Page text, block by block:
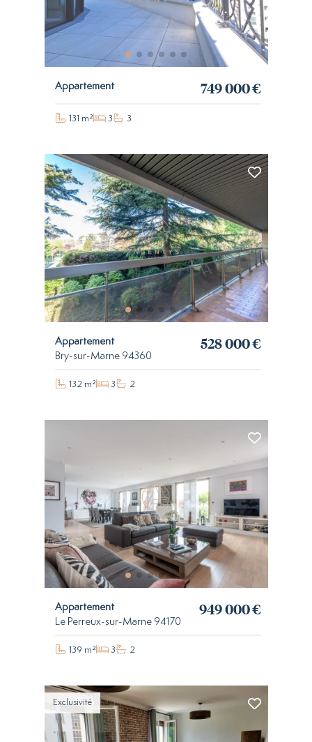
Appartement 749 000 €
131 m² 3 3
Appartement
Bry-sur-Marne 94360
528 000 €
132 m² 3 2
Appartement
Le Perreux-sur-Marne 94170
949 000 €
139 m² 3 2
Exclusivité